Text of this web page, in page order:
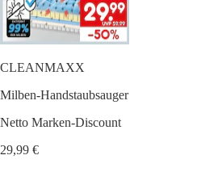
CLEANMAXX
Milben-Handstaubsauger
Netto Marken-Discount
29,99 €